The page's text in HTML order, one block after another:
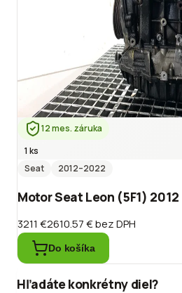
12 mes. záruka
1 ks
Seat
2012–2022
Motor Seat Leon (5F1)
3211 €2610.57 €bez DPH
Do košíka
Hľadáte konkrétny diel?